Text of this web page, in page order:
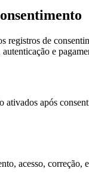
registros de
e
ativados após
acesso,